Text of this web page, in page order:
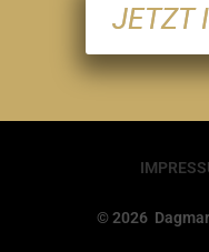
JETZT
© 2026 Dagmar